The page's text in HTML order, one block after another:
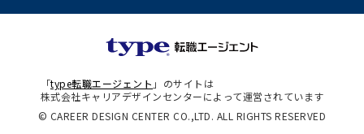
「type転職エージェント 」のサイトは
株式会社キャリアデザインセンターによって運営されています
© CAREER DESIGN CENTER CO.,LTD. ALL RIGHTS RESERVED